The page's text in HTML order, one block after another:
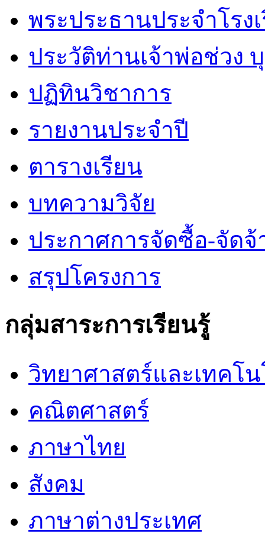
พระประธานประจำโรง
ประวัติท่านเจ้าพ่อช่วง
ปฏิทินวิชาการ
รายงานประจำปี
ตารางเรียน
บทความวิจัย
ประกาศการจัดซื้อ-จัดจ้
สรุปโครงการ
กลุ่มสาระการเรียนรู้
วิทยาศาสตร์และเทคโ
คณิตศาสตร์
ภาษาไทย
สังคม
ภาษาต่างประเทศ